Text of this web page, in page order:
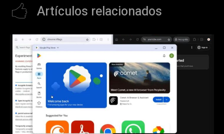
Artículos relacionados